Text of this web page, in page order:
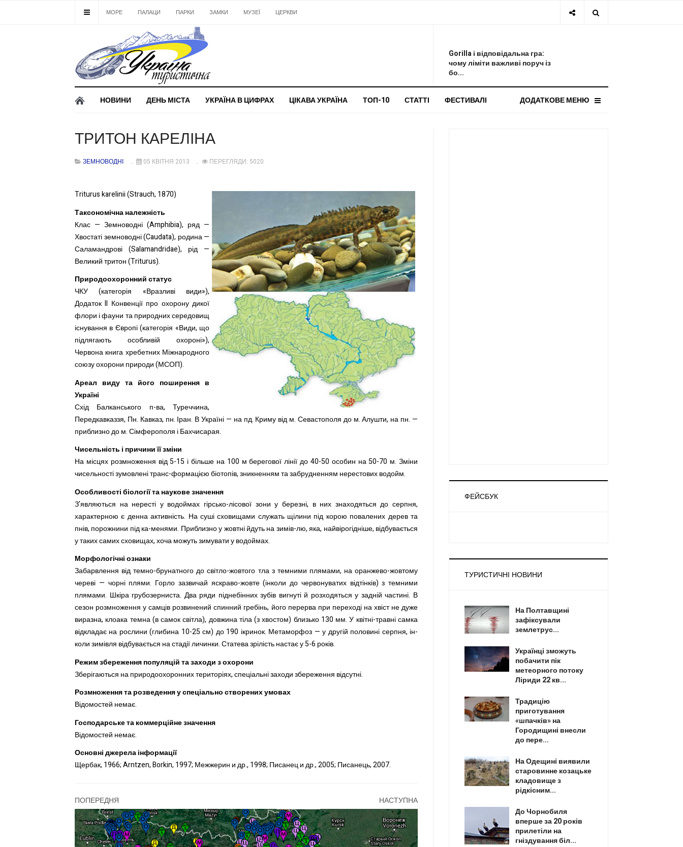
МОРЕ ПАЛАЦИ ПАРКИ ЗАМКИ МУЗЕЇ ЦЕРКВИ
Gorilla і відповідальна гра:
чому ліміти важливі поруч із
бо...
НОВИНИ ДЕНЬ МІСТА УКРАЇНА В ЦИФРАХ ЦІКАВА УКРАЇНА ТОП-10 СТАТТІ ДОДАТКОВЕ МЕНЮ
ФЕСТИВАЛІ
ТРИТОН КАРЕЛІНА
ЗЕМНОВОДНІ 05 КВІТНЯ 2013 ПЕРЕГЛЯДИ: 5020
Triturus karelinii (Strauch, 1870)
Таксономічна належність
Клас — Земноводні (Amphibia), ряд —
Хвостаті земноводні (Caudata), родина —
Саламандрові (Salamandridae), рід —
Великий тритон (Triturus).
Природоохоронний статус
ЧКУ (категорія «Вразливі види»),
Додаток II Конвенції про охорону дикої
флори і фауни та природних середовищ
існування в Європі (категорія «Види, що
підлягають особливій охороні»),
Червона книга хребетних Міжнародного
союзу охорони природи (МСОП).
Ареал виду та його поширення в
Україні
Схід Балканського п-ва, Туреччина,
Передкавказзя, Пн. Кавказ, пн. Іран. В Україні — на пд. Криму від м. Севастополя до м. Алушти, на пн. —
приблизно до м. Сімферополя і Бахчисарая.
Чисельність і причини її зміни
На місцях розмноження від 5-15 і більше на 100 м берегової лінії до 40-50 особин на 50-70 м. Зміни
чисельності зумовлені транс-формацією біотопів, зникненням та забрудненням нерестових водойм.
Особливості біології та наукове значення
З'являються на нересті у водоймах гірсько-лісової зони у березні, в них знаходяться до серпня,
характерною є денна активність. На суші сховищами служать щілини під корою повалених дерев та
пнів, порожнини під ка-менями. Приблизно у жовтні йдуть на зимів-лю, яка, найвірогідніше, відбувається
у таких самих сховищах, хоча можуть зимувати у водоймах.
Морфологічні ознаки
Забарвлення від темно-брунатного до світло-жовтого тла з темними плямами, на оранжево-жовтому
череві — чорні плями. Горло зазвичай яскраво-жовте (інколи до червонуватих відтінків) з темними
плямами. Шкіра грубозерниста. Два ряди піднебінних зубів вигнуті й розходяться у задній частині. В
сезон розмноження у самців розвинений спинний гребінь, його перерва при переході на хвіст не дуже
виразна, клоака темна (в самок світла), довжина тіла (з хвостом) близько 130 мм. У квітні-травні самка
відкладає на рослини (глибина 10-25 см) до 190 ікринок. Метаморфоз — у другій половині серпня, ін-
коли зимівля відбувається на стадії личинки. Статева зрілість настає у 5-6 років.
Режим збереження популяцій та заходи з охорони
Зберігаються на природоохоронних територіях, спеціальні заходи збереження відсутні.
Розмноження та розведення у спеціально створених умовах
Відомостей немає.
Господарське та коммерційне значення
Відомостей немає.
Основні джерела інформації
Щербак, 1966; Arntzen, Borkin, 1997; Межжерин и др., 1998; Писанец и др., 2005; Писанець, 2007.
ПОПЕРЕДНЯ НАСТУПНА
ФЕЙСБУК
ТУРИСТИЧНІ НОВИНИ
На Полтавщині
зафіксували
землетрус...
Українці зможуть
побачити пік
метеорного потоку
Ліриди 22 кв...
Традицію
приготування
«шпачків» на
Городищині внесли
до пере...
На Одещині виявили
старовинне козацьке
кладовище з
рідкісним...
До Чорнобиля
вперше за 20 років
прилетіли на
гніздування біл...